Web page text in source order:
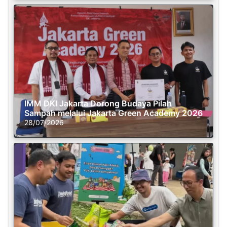
IMM DKI Jakarta Dorong Budaya Pilah
Sampah melalui Jakarta Green Academy 2026
28/07/2026